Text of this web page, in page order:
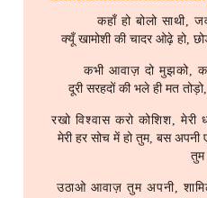
कहाँ हो बोलो साथी,
क्यूँ खामोशी की चादर ओढ़े हो,
कभी आवाज़ दो मुझको,
दूरी सरहदों की भले ही मत
रखो विश्वास करो कोशिश,
मेरी हर सोच में हो तुम, बस अपनी
उठाओ आवाज़ तुम अपनी,